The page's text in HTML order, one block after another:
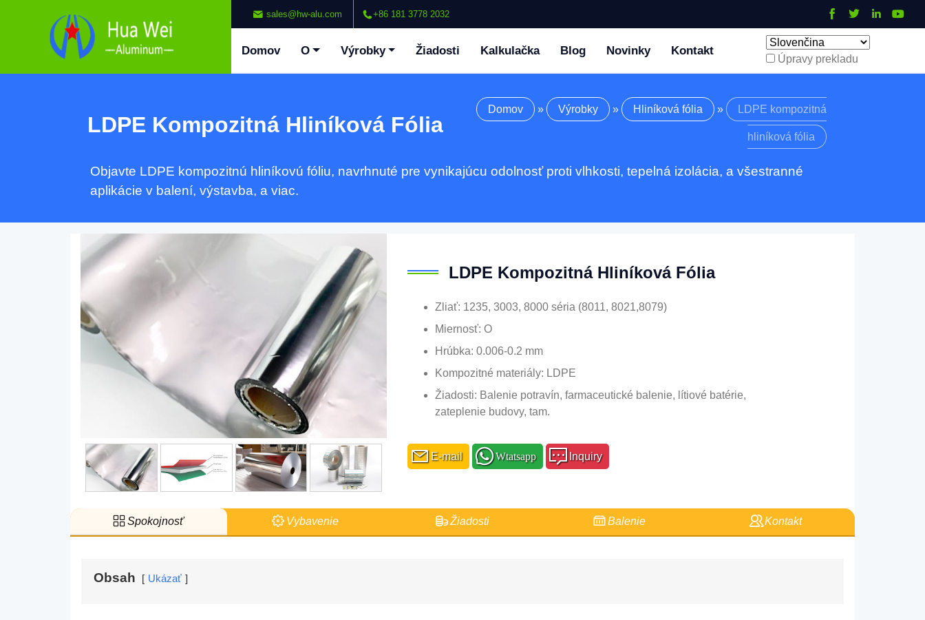
sales@hw-alu.com +86 181 3778 2032
Domov O Výrobky Žiadosti Kalkulačka Blog Novinky Kontakt
Úpravy prekladu
LDPE Kompozitná Hliníková Fólia
Domov » Výrobky » Hliníková fólia » LDPE kompozitná
hliníková fólia
Objavte LDPE kompozitnú hliníkovú fóliu, navrhnuté pre vynikajúcu odolnosť proti vlhkosti, tepelná izolácia, a všestranné
aplikácie v balení, výstavba, a viac.
LDPE Kompozitná Hliníková Fólia
Zliať: 1235, 3003, 8000 séria (8011, 8021,8079)
Miernosť: O
Hrúbka: 0.006-0.2 mm
Kompozitné materiály: LDPE
Žiadosti: Balenie potravín, farmaceutické balenie, lítiové batérie,
zateplenie budovy, tam.
E-mail Wtatsapp Inquiry
Spokojnosť Vybavenie Žiadosti Balenie Kontakt
Obsah Ukázať